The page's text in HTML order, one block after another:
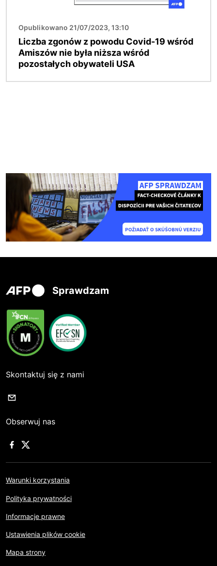
Opublikowano 21/07/2023, 13:10
Liczba zgonów z powodu Covid-19 wśród
Amiszów nie była niższa wśród
pozostałych obywateli USA
Sprawdzam
Skontaktuj się z nami
Obserwuj nas
Warunki korzystania
Polityka prywatności
Informacje prawne
Ustawienia plików cookie
Mapa strony